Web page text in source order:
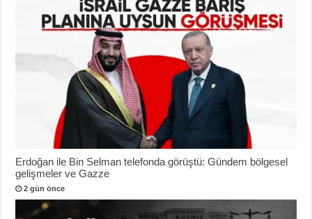
Erdoğan ile Bin Selman telefonda görüştü: Gündem bölgesel
gelişmeler ve Gazze
2 gün önce